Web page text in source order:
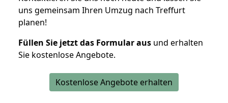
uns gemeinsam Ihren Umzug nach Treffurt
planen!
Füllen Sie jetzt das Formular aus und erhalten
Sie kostenlose Angebote.
Kostenlose Angebote erhalten